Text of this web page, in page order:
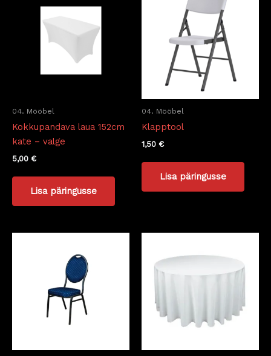
04. Mööbel
Kokkupandava laua 152cm
kate – valge
5,00 €
Lisa päringusse
04. Mööbel
Klapptool
1,50 €
Lisa päringusse